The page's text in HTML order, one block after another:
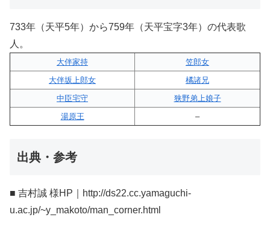
733年（天平5年）から759年（天平宝字3年）の代表歌
人。
大伴家持
笠郎女
大伴坂上郎女
橘諸兄
中臣宅守
狭野弟上娘子
湯原王
–
出典・参考
■ 吉村誠 様HP｜http://ds22.cc.yamaguchi-
u.ac.jp/~y_makoto/man_corner.html